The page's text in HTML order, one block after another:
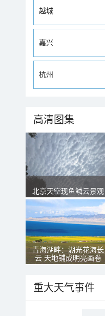
越城
嘉兴
杭州
高清图集
北京天空现鱼鳞云景观
青海湖畔：湖光花海长
云 天地铺成明亮画卷
重大天气事件